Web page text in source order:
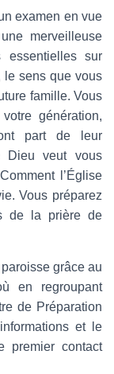
examen en vue
merveilleuse
essentielles sur
le sens que vous
famille. Vous
génération,
part de leur
Dieu veut vous
l’Église
Vous préparez
de la prière de
grâce au
en regroupant
de Préparation
et le
premier contact